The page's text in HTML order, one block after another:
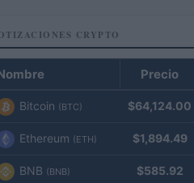
CRYPTO
Precio
Bitcoin (BTC) $64,124.00
Ethereum (ETH) $1,894.49
BNB (BNB) $585.92